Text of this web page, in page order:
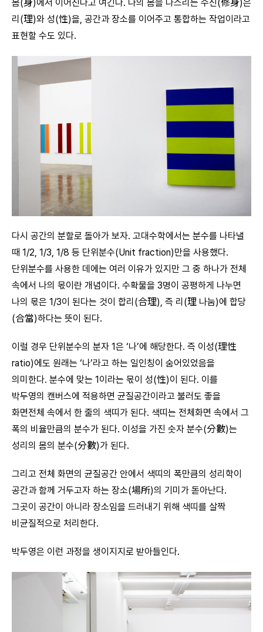
몸(身)에서 이어진다고 여긴다. 나의 몸을 다스리는 수신(修身)은
리(理)와 성(性)을, 공간과 장소를 이어주고 통합하는 작업이라고
표현할 수도 있다.
다시 공간의 분할로 돌아가 보자. 고대수학에서는 분수를 나타낼
때 1/2, 1/3, 1/8 등 단위분수(Unit fraction)만을 사용했다.
단위분수를 사용한 데에는 여러 이유가 있지만 그 중 하나가 전체
속에서 나의 몫이란 개념이다. 수확물을 3명이 공평하게 나누면
나의 몫은 1/3이 된다는 것이 합리(合理), 즉 리(理 나눔)에 합당
(合當)하다는 뜻이 된다.
이럴 경우 단위분수의 분자 1은 ‘나’에 해당한다. 즉 이성(理性
ratio)에도 원래는 ‘나’라고 하는 일인칭이 숨어있었음을
의미한다. 분수에 맞는 1이라는 몫이 성(性)이 된다. 이를
박두영의 캔버스에 적용하면 균질공간이라고 불러도 좋을
화면전체 속에서 한 줄의 색띠가 된다. 색띠는 전체화면 속에서 그
폭의 비율만큼의 분수가 된다. 이성을 가진 숫자 분수(分數)는
성리의 몸의 분수(分數)가 된다.
그리고 전체 화면의 균질공간 안에서 색띠의 폭만큼의 성리학이
공간과 함께 거두고자 하는 장소(場所)의 기미가 돋아난다.
그곳이 공간이 아니라 장소임을 드러내기 위해 색띠를 살짝
비균질적으로 처리한다.
박두영은 이런 과정을 생이지지로 받아들인다.